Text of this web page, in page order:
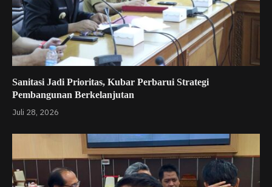
Sanitasi Jadi Prioritas, Kubar Perbarui Strategi
Pembangunan Berkelanjutan
Juli 28, 2026